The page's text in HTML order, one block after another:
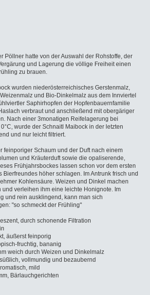
Pöllner hatte von der Auswahl der Rohstoffe, der
und Lagerung die völlige Freiheit einen
zu brauen.
wurden niederösterreichisches Gerstenmalz,
und Bio-Dinkelmalz aus dem Innviertel
Saphirhopfen der Hopfenbauernfamilie
verbraut und anschließend mit obergäriger
Nach einer 3monatigen Reifelagerung bei
wurde der Schnaitl Maibock in der letzten
und nur leicht filtriert.
feinporiger Schaum und der Duft nach einem
und Kräuterduft sowie die opaliserende,
Frühjahrsbockes lassen schon vor dem ersten
Bierfreundes höher schlagen. Im Antrunk frisch und
Kohlensäure. Weizen und Dinkel machen
und verleihen ihm eine leichte Honignote. Im
und rein ausklingend, kann man sich
"so schmeckt der Frühling"
durch schonende Filtration
äußerst feinporig
fruchtig, bananig
weich durch Weizen und Dinkelmalz
vollmundig und bezaubernd
mild
Bärlauchgerichten